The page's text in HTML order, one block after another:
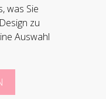
was Sie
zu
Auswahl